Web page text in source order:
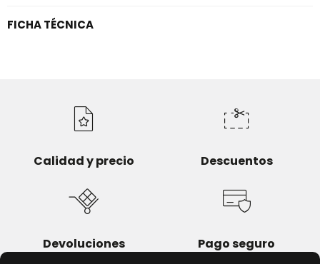
FICHA TÉCNICA
Calidad y precio Descuentos
Devoluciones Pago seguro